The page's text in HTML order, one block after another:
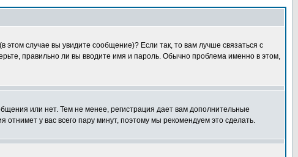
случае вы увидите сообщение)? Если так, то вам лучше связаться с
правильно ли вы вводите имя и пароль. Обычно проблема именно в этом,
или нет. Тем не менее, регистрация дает вам дополнительные
у вас всего пару минут, поэтому мы рекомендуем это сделать.